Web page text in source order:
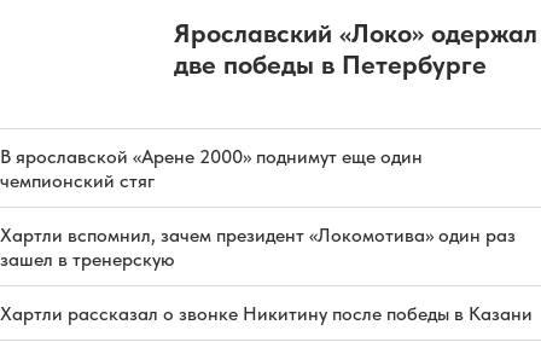
Ярославский «Локо» одержал
две победы в Петербурге
В ярославской «Арене 2000» поднимут еще один
чемпионский стяг
Хартли вспомнил, зачем президент «Локомотива» один раз
зашел в тренерскую
Хартли рассказал о звонке Никитину после победы в Казани